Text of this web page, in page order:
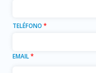
TELÉFONO *
EMAIL*